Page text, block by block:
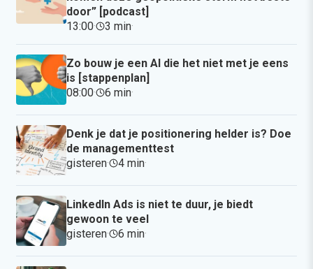
door” [podcast]
13:00· 3 min·
Zo bouw je een AI die het niet met je eens
is [stappenplan]
08:00· 6 min·
Denk je dat je positionering helder is? Doe
de managementtest
gisteren· 4 min·
LinkedIn Ads is niet te duur, je biedt
gewoon te veel
gisteren· 6 min·